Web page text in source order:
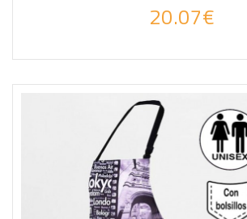
20.07€